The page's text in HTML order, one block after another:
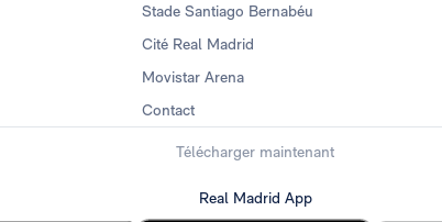
Stade Santiago Bernabéu
Cité Real Madrid
Movistar Arena
Contact
Télécharger maintenant
Real Madrid App